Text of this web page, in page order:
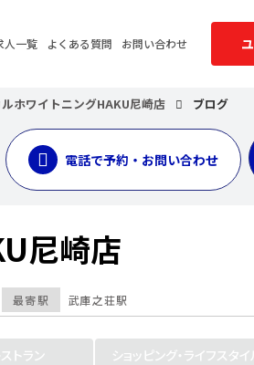
人一覧 よくある質問 お問い合わせ
ホワイトニングHAKU尼崎店 ブログ
電話で予約・お問い合わせ
尼崎店
最寄駅 武庫之荘駅
トラン ショッピング・ライフスタイ